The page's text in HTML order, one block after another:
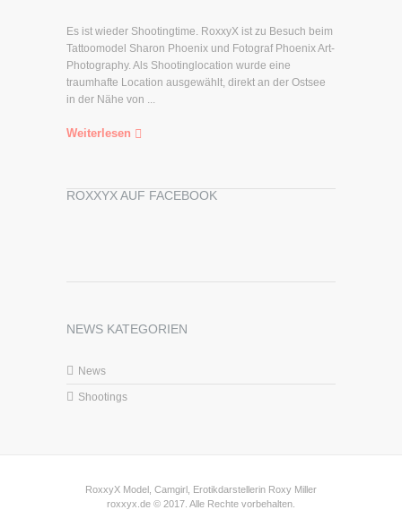
Es ist wieder Shootingtime. RoxxyX ist zu Besuch beim
Tattoomodel Sharon Phoenix und Fotograf Phoenix Art-
Photography. Als Shootinglocation wurde eine
traumhafte Location ausgewählt, direkt an der Ostsee
in der Nähe von ...
Weiterlesen
ROXXYX AUF FACEBOOK
NEWS KATEGORIEN
News
Shootings
RoxxyX Model, Camgirl, Erotikdarstellerin Roxy Miller
roxxyx.de © 2017. Alle Rechte vorbehalten.